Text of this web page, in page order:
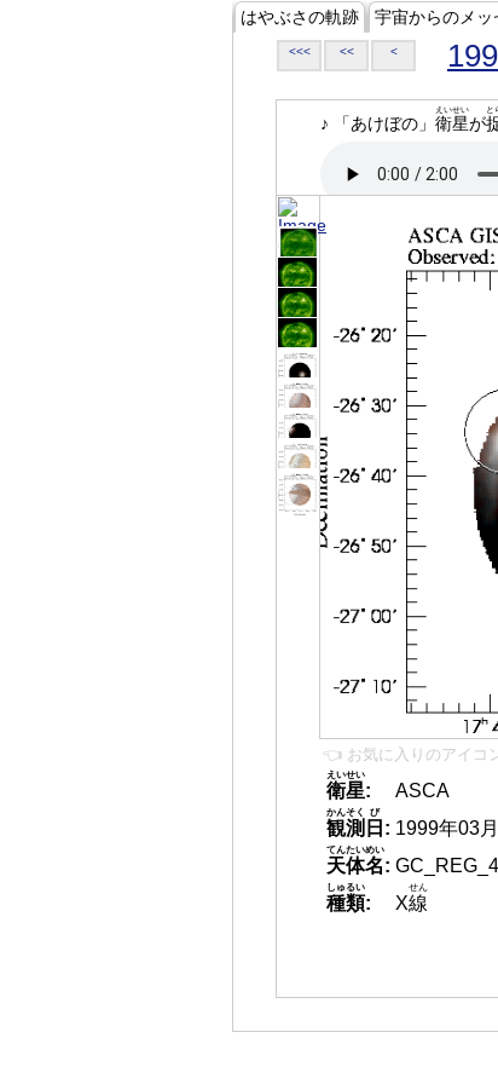
はやぶさの軌跡 宇宙からのメッ
<<< << <
♪ 「あけぼの」 衛星
えいせい
が
と
👈 お気に入りのアイコ
衛星
えいせい
:
ASCA
観測
かんそく
日
び
: 1999年03
天体名
てんたいめい
:
種類
しゅるい
: X線
せん